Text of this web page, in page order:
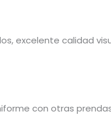
excelente calidad
con otras